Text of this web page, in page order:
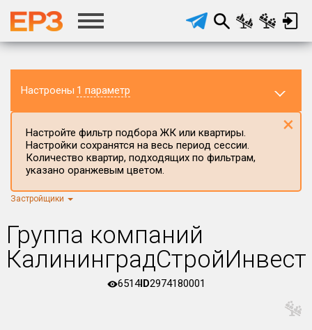
Настроены 1 параметр
Регион ЖК
Район в регионе
Все
Настройте фильтр подбора ЖК или квартиры.
Настройки сохранятся на весь период сессии.
Количество квартир, подходящих по фильтрам,
указано оранжевым цветом.
×
Застройщики
Группа компаний
КалининградСтройИнвест
6514ID2974180001